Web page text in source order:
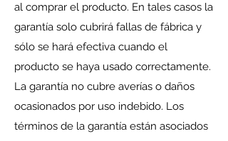
al comprar el producto. En tales casos la
garantía solo cubrirá fallas de fábrica y
sólo se hará efectiva cuando el
producto se haya usado correctamente.
La garantía no cubre averías o daños
ocasionados por uso indebido. Los
términos de la garantía están asociados